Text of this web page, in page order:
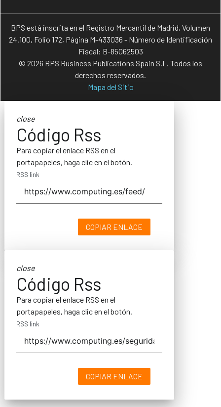
BPS está inscrita en el Registro Mercantil de Madrid, Volumen
24.100, Folio 172, Página M-433036 - Número de Identificación
Fiscal: B-85062503
© 2026 BPS Business Publications Spain S.L. Todos los
derechos reservados.
Mapa del Sitio
close
Código Rss
Para copiar el enlace RSS en el
portapapeles, haga clic en el botón.
RSS link
COPIAR ENLACE
close
Código Rss
Para copiar el enlace RSS en el
portapapeles, haga clic en el botón.
RSS link
COPIAR ENLACE